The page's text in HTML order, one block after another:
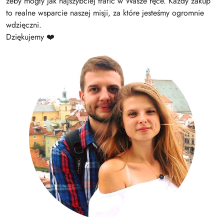
to realne wsparcie naszej misji, za które jesteśmy ogromnie
wdzięczni.
Dziękujemy ❤️